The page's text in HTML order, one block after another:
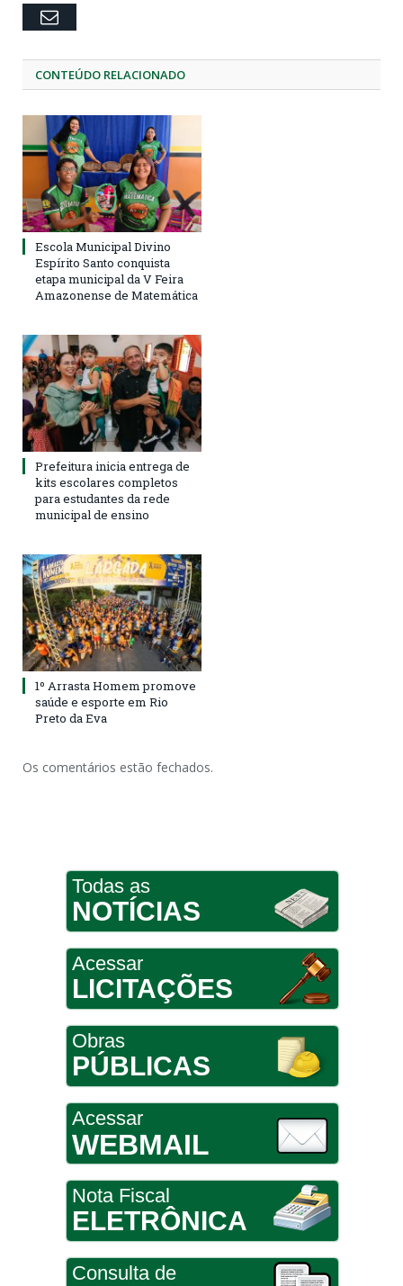
Email
CONTEÚDO RELACIONADO
Escola Municipal Divino
Espírito Santo conquista
etapa municipal da V Feira
Amazonense de Matemática
Prefeitura inicia entrega de
kits escolares completos
para estudantes da rede
municipal de ensino
1º Arrasta Homem promove
saúde e esporte em Rio
Preto da Eva
Os comentários estão fechados.
Todas as
NOTÍCIAS
Acessar
LICITAÇÕES
Obras
PÚBLICAS
Acessar
WEBMAIL
Nota Fiscal
ELETRÔNICA
Consulta de